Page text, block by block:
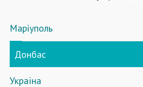
Маріуполь
Донбас
Україна